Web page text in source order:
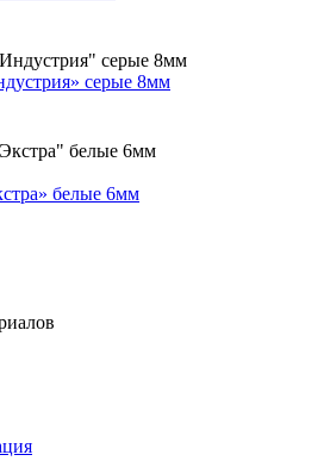
серые 8мм
белые 6мм
₽.